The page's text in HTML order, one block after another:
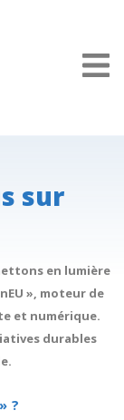
sur
en lumière
», moteur de
et numérique.
durables
?